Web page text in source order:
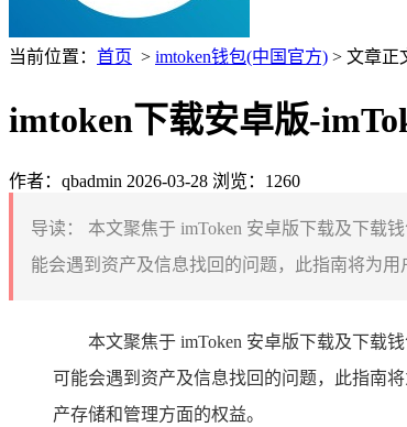
当前位置： 首页 > imtoken钱包(中国官方) > 文章正
imtoken下载安卓版-
作者：qbadmin 2026-03-28 浏览：1260
导读：
本文聚焦于 imToken 安卓版下载及下载
能会遇到资产及信息找回的问题，此指南将为
本文聚焦于 imToken 安卓版下载及下载
可能会遇到资产及信息找回的问题，此指南
产存储和管理方面的权益。